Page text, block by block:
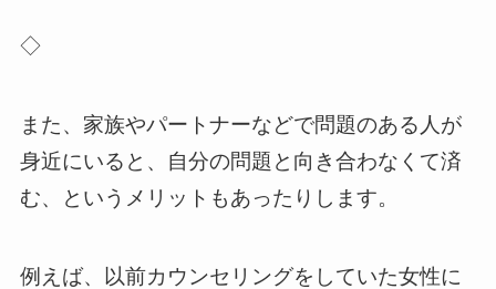
◇
また、家族やパートナーなどで問題のある人が
身近にいると、自分の問題と向き合わなくて済
む、というメリットもあったりします。
例えば、以前カウンセリングをしていた女性に